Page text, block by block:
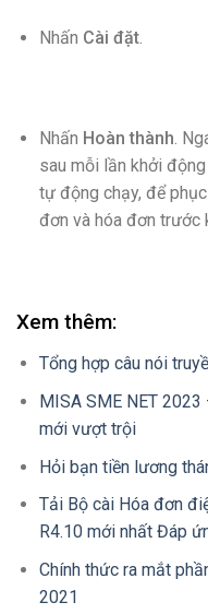
Nhấn Cài đặt.
Nhấn Hoàn thành.
sau mỗi lần khởi
tự động chạy, để
đơn và hóa đơn trước
Xem thêm:
Tổng hợp câu nói
MISA SME NET
mới vượt trội
Hỏi bạn tiền lương
Tải Bộ cài Hóa đơn
R4.10 mới nhất Đáp
Chính thức ra mắt
2021